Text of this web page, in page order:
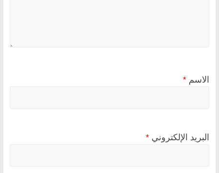
الاسم *
البريد الإلكتروني *